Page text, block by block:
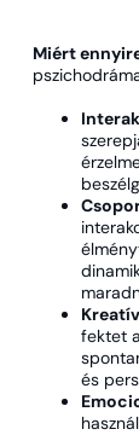
Miért
fektet
és